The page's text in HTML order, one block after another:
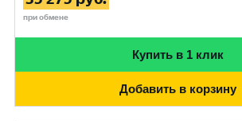
при обмене
Купить в 1 клик
Добавить в корзину